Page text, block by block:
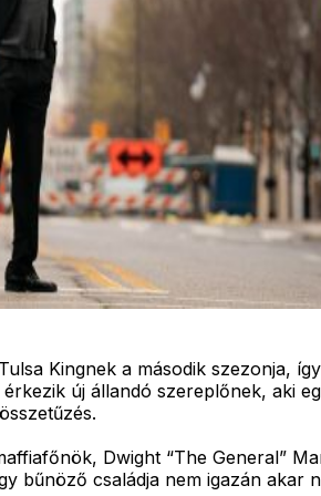
Kingnek a második szezonja,
új állandó szereplőnek, aki
Dwight “The General”
bűnöző családja nem igazán